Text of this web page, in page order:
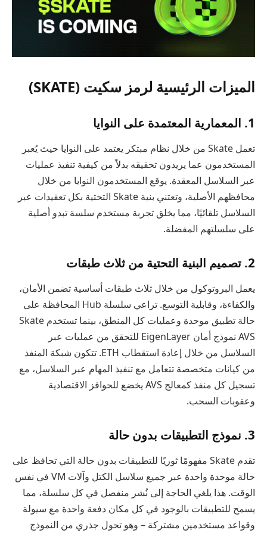
الميزات الرئيسية لرمز سكيت (SKATE)
1. المعمارية المعتمدة على النوايا
تعمل Skate من خلال نظام مبتكر يعتمد على النوايا حيث يُعبر
المستخدمون عما يريدون تحقيقه بدلاً من كيفية تنفيذ عمليات
عبر السلاسل المعقدة. يوقع المستخدمون النوايا من خلال
محافظهم الأصلية، وتعتني بنية Skate التحتية بكل تعقيدات عبر
السلاسل تلقائيًا، مما يخلق تجربة مستخدم سلسة تبدو أصلية
على سلسلتهم المفضلة.
2. تصميم البنية التحتية من ثلاث طبقات
يعمل البروتوكول من خلال ثلاث طبقات أساسية تضمن الأمان،
والكفاءة، وقابلية التوسع. تراعي سلسلة Hub المحافظة على
حالة تطبيق موحدة وعمليات كل المنطق، بينما تستخدم Skate
AVS نموذج أمان EigenLayer للتحقق من عمليات عبر
السلاسل من خلال إعادة استقطاب ETH. تتكون شبكة المنفذ
من كيانات متخصصة تتعامل مع تنفيذ المهام عبر السلاسل، مع
تسجيل كل منفذ كمعالج AVS يخضع للحوافز الاقتصادية
وعقوبات السحب.
3. نموذج التطبيقات بدون حالة
تقدم Skate مفهومًا ثوريًا للتطبيقات بدون حالة التي تحافظ على
حالة موحدة واحدة عبر جميع سلاسل الكتل وآلات VM في نفس
الوقت. هذا يلغي الحاجة إلى نُشر منفصل في كل سلسلة، مما
يسمح للتطبيقات بالوجود في كل مكان دفعة واحدة مع سيولة
وقواعد مستخدمين مشتركة – وهو تحول جذري من النموذج